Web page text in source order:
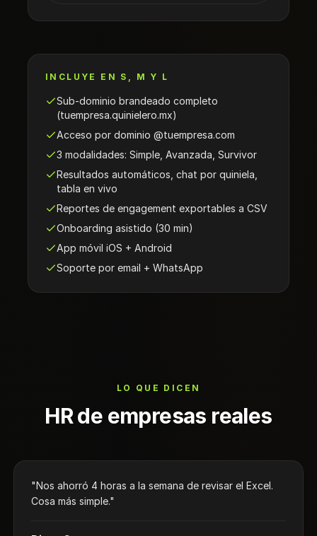
INCLUYE EN S, M Y L
Sub-dominio brandeado completo
(tuempresa.quinielero.mx)
Acceso por dominio @tuempresa.com
3 modalidades: Simple, Avanzada, Survivor
Resultados automáticos, chat por quiniela,
tabla en vivo
Reportes de engagement exportables a CSV
Onboarding asistido (30 min)
App móvil iOS + Android
Soporte por email + WhatsApp
LO QUE DICEN
HR de empresas reales
"Nos ahorró 4 horas a la semana de revisar el Excel.
Cosa más simple."